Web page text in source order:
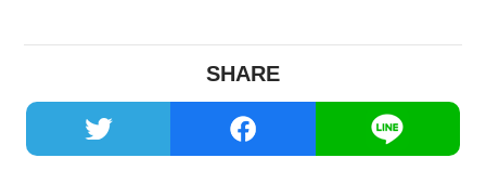
SHARE